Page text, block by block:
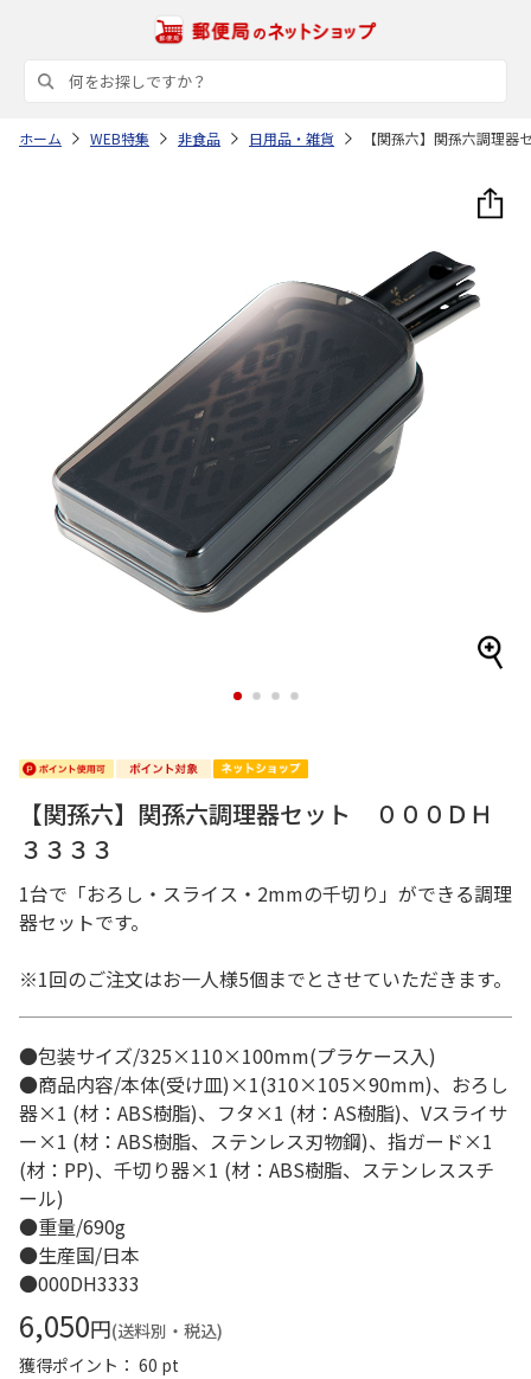
ホーム WEB特集 非食品 日用品・雑貨 【関孫六】関孫六調理
1 2 3 4
【関孫六】関孫六調理器セット ０００ＤＨ
３３３３
1台で「おろし・スライス・2mmの千切り」ができる調理
器セットです。
※1回のご注文はお一人様5個までとさせていただきます。
●包装サイズ/325×110×100mm(プラケース入)
●商品内容/本体(受け皿)×1(310×105×90mm)、おろし
器×1 (材：ABS樹脂)、フタ×1 (材：AS樹脂)、Vスライサ
ー×1 (材：ABS樹脂、ステンレス刃物鋼)、指ガード×1
(材：PP)、千切り器×1 (材：ABS樹脂、ステンレススチ
ール)
●重量/690g
●生産国/日本
●000DH3333
6,050円(送料別・税込)
獲得ポイント： 60 pt